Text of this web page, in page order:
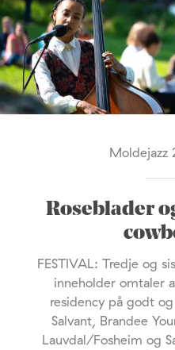
Moldejazz
Roseblader
FESTIVAL: Tredje og
inneholder omtaler
residency på godt
Salvant, Brandee
Lauvdal/Fosheim og